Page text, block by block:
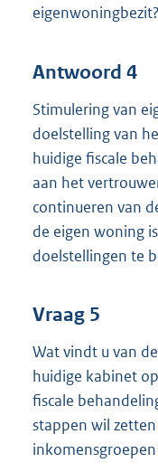
eigenwoningbezit?
Antwoord 4
Stimulering van
doelstelling van
huidige fiscale
aan het
continueren van
de eigen woning
doelstellingen te
Vraag 5
Wat vindt u van
huidige kabinet
fiscale
stappen wil